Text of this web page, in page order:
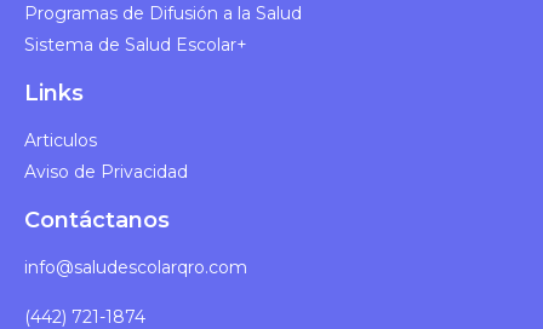
Programas de Difusión a la Salud​
Sistema de Salud Escolar+
Links
Articulos
Aviso de Privacidad
Contáctanos
info@saludescolarqro.com
(442) 721-1874